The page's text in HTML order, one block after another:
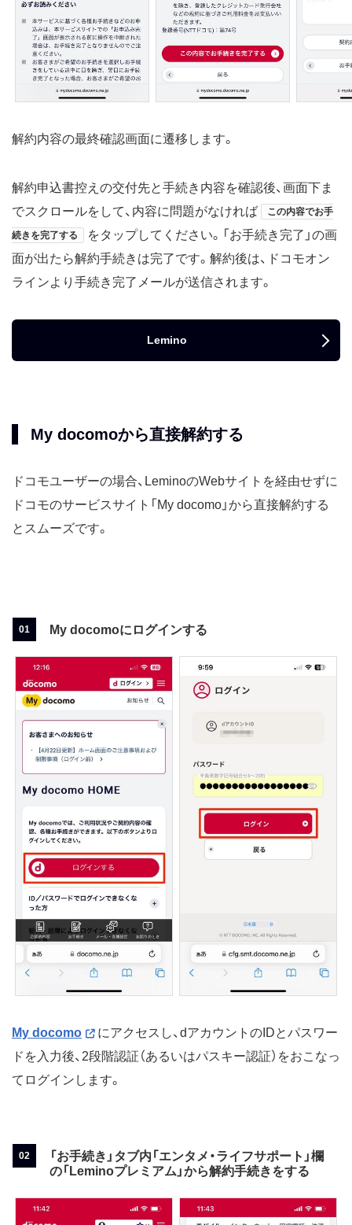
解約内容の最終確認画面に遷移します。
解約申込書控えの交付先と手続き内容を確認後、画面下ま
でスクロールをして、内容に問題がなければ
この内容でお手
続きを完了する
をタップしてください。「お手続き完了」の画
面が出たら解約手続きは完了です。解約後は、ドコモオン
ラインより手続き完了メールが送信されます。
Lemino
My docomoから直接解約する
ドコモユーザーの場合、LeminoのWebサイトを経由せずに
ドコモのサービスサイト「My docomo」から直接解約する
とスムーズです。
My docomoにログインする
My docomo
にアクセスし、dアカウントのIDとパスワー
ドを入力後、2段階認証（あるいはパスキー認証）をおこなっ
てログインします。
「お手続き」タブ内「エンタメ・ライフサポート」欄
の「Leminoプレミアム」から解約手続きをする